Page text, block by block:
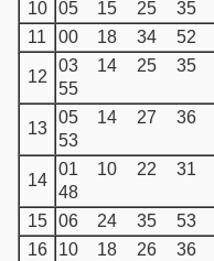
10
05 15 25 35
11
00 18 34 52
12
03 14 25 35
55
13
05 14 27 36
53
14
01 10 22 31
48
15
06 24 35
53
16
10 18 26 36